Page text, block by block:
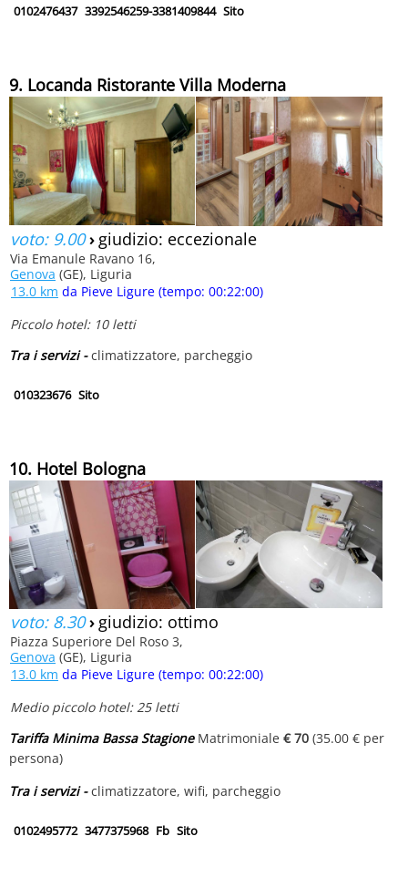
0102476437 3392546259-3381409844 Sito
9. Locanda Ristorante Villa Moderna
voto: 9.00› giudizio: eccezionale
Via Emanule Ravano 16,
Genova (GE), Liguria
13.0 km da Pieve Ligure (tempo: 00:22:00)
Piccolo hotel: 10 letti
Tra i servizi -climatizzatore, parcheggio
010323676 Sito
10. Hotel Bologna
voto: 8.30› giudizio: ottimo
Piazza Superiore Del Roso 3,
Genova (GE), Liguria
13.0 km da Pieve Ligure (tempo: 00:22:00)
Medio piccolo hotel: 25 letti
Tariffa Minima Bassa StagioneMatrimoniale € 70 (35.00 € per
persona)
Tra i servizi -climatizzatore, wifi, parcheggio
0102495772 3477375968 Fb Sito